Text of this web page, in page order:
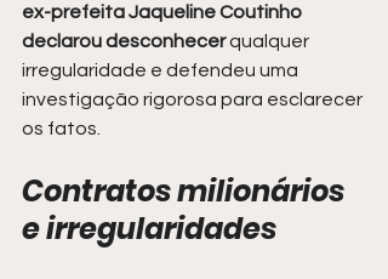
ex-prefeita Jaqueline Coutinho
declarou desconhecer qualquer
irregularidade e defendeu uma
investigação rigorosa para esclarecer
os fatos.
Contratos milionários
e irregularidades